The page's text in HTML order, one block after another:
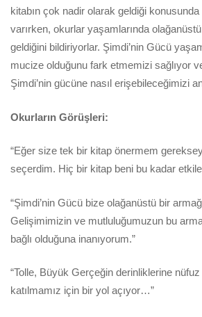
kitabın çok nadir olarak geldiği
varırken, okurlar yaşamlarında
geldiğini bildiriyorlar. Şimdi’nin Gücü
mucize olduğunu fark etmemizi sağlıyor
Şimdi’nin gücüne nasıl erişebileceğimizi
Okurların Görüşleri:
“Eğer size tek bir kitap önermem
seçerdim. Hiç bir kitap beni bu kadar
“Şimdi’nin Gücü bize olağanüstü bir
Gelişimimizin ve mutluluğumuzun bu
bağlı olduğuna inanıyorum.”
“Tolle, Büyük Gerçeğin derinliklerine
katılmamız için bir yol açıyor…”